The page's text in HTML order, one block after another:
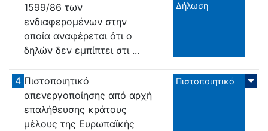
1599/86 των
ενδιαφερομένων στην
οποία αναφέρεται ότι ο
δηλών δεν εμπίπτει στι ...
Δήλωση
4 Πιστοποιητικό
απενεργοποίησης από αρχή
επαλήθευσης κράτους
μέλους της Ευρωπαϊκής
Πιστοποιητικό